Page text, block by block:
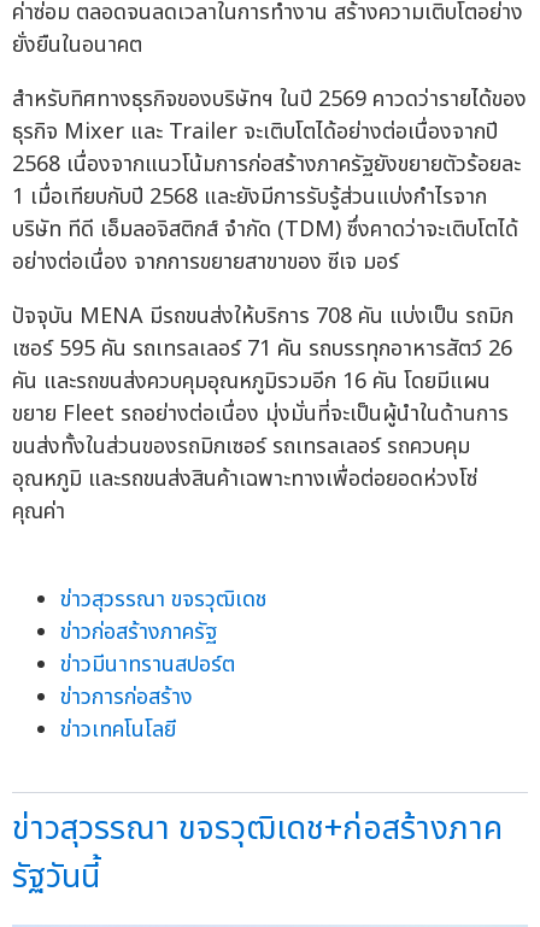
ค่าซ่อม ตลอดจนลดเวลาในการทำงาน สร้างความเติบโตอย่าง
ยั่งยืนในอนาคต
สำหรับทิศทางธุรกิจของบริษัทฯ ในปี 2569 คาวดว่ารายได้ของ
ธุรกิจ Mixer และ Trailer จะเติบโตได้อย่างต่อเนื่องจากปี
2568 เนื่องจากแนวโน้มการก่อสร้างภาครัฐยังขยายตัวร้อยละ
1 เมื่อเทียบกับปี 2568 และยังมีการรับรู้ส่วนแบ่งกำไรจาก
บริษัท ทีดี เอ็มลอจิสติกส์ จำกัด (TDM) ซึ่งคาดว่าจะเติบโตได้
อย่างต่อเนื่อง จากการขยายสาขาของ ซีเจ มอร์
ปัจจุบัน MENA มีรถขนส่งให้บริการ 708 คัน แบ่งเป็น รถมิก
เซอร์ 595 คัน รถเทรลเลอร์ 71 คัน รถบรรทุกอาหารสัตว์ 26
คัน และรถขนส่งควบคุมอุณหภูมิรวมอีก 16 คัน โดยมีแผน
ขยาย Fleet รถอย่างต่อเนื่อง มุ่งมั่นที่จะเป็นผู้นำในด้านการ
ขนส่งทั้งในส่วนของรถมิกเซอร์ รถเทรลเลอร์ รถควบคุม
อุณหภูมิ และรถขนส่งสินค้าเฉพาะทางเพื่อต่อยอดห่วงโซ่
คุณค่า
ข่าวสุวรรณา ขจรวุฒิเดช
ข่าวก่อสร้างภาครัฐ
ข่าวมีนาทรานสปอร์ต
ข่าวการก่อสร้าง
ข่าวเทคโนโลยี
ข่าวสุวรรณา ขจรวุฒิเดช+ก่อสร้างภาค
รัฐวันนี้